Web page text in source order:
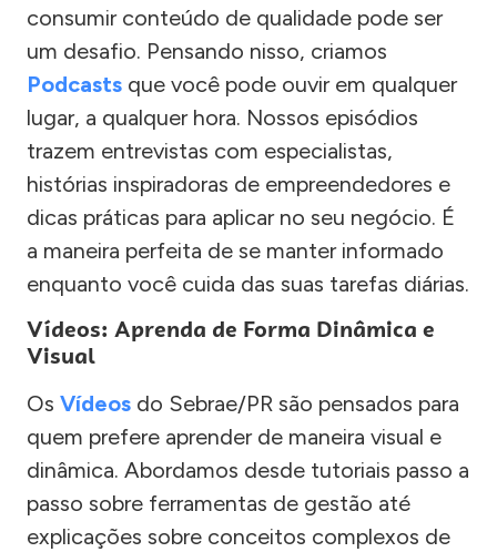
consumir conteúdo de qualidade pode ser
um desafio. Pensando nisso, criamos
Podcasts que você pode ouvir em qualquer
lugar, a qualquer hora. Nossos episódios
trazem entrevistas com especialistas,
histórias inspiradoras de empreendedores e
dicas práticas para aplicar no seu negócio. É
a maneira perfeita de se manter informado
enquanto você cuida das suas tarefas diárias.
Vídeos: Aprenda de Forma Dinâmica e
Visual
Os Vídeos do Sebrae/PR são pensados para
quem prefere aprender de maneira visual e
dinâmica. Abordamos desde tutoriais passo a
passo sobre ferramentas de gestão até
explicações sobre conceitos complexos de